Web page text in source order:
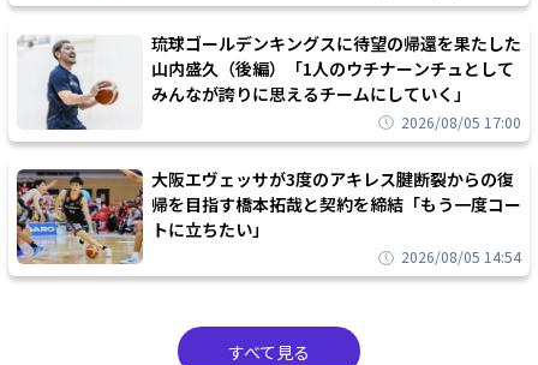
琉球ゴールデンキングスに待望の帰還を果たした
山内盛久（後編）「1人のウチナーンチュとして
みんなが誇りに思えるチームにしていく」
2026/08/05 17:00
大阪エヴェッサが3度のアキレス腱断裂からの復
帰を目指す橋本拓哉と契約を締結「もう一度コー
トに立ちたい」
2026/08/05 14:54
すべて見る